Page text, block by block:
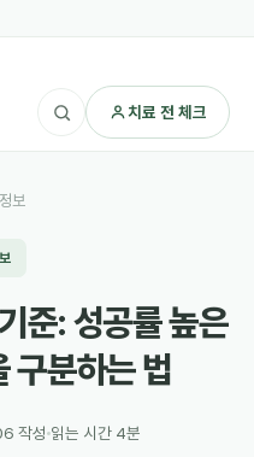
치료 전 체크
보
준: 성공률 높은
구분하는 법
작성 읽는 시간 4분